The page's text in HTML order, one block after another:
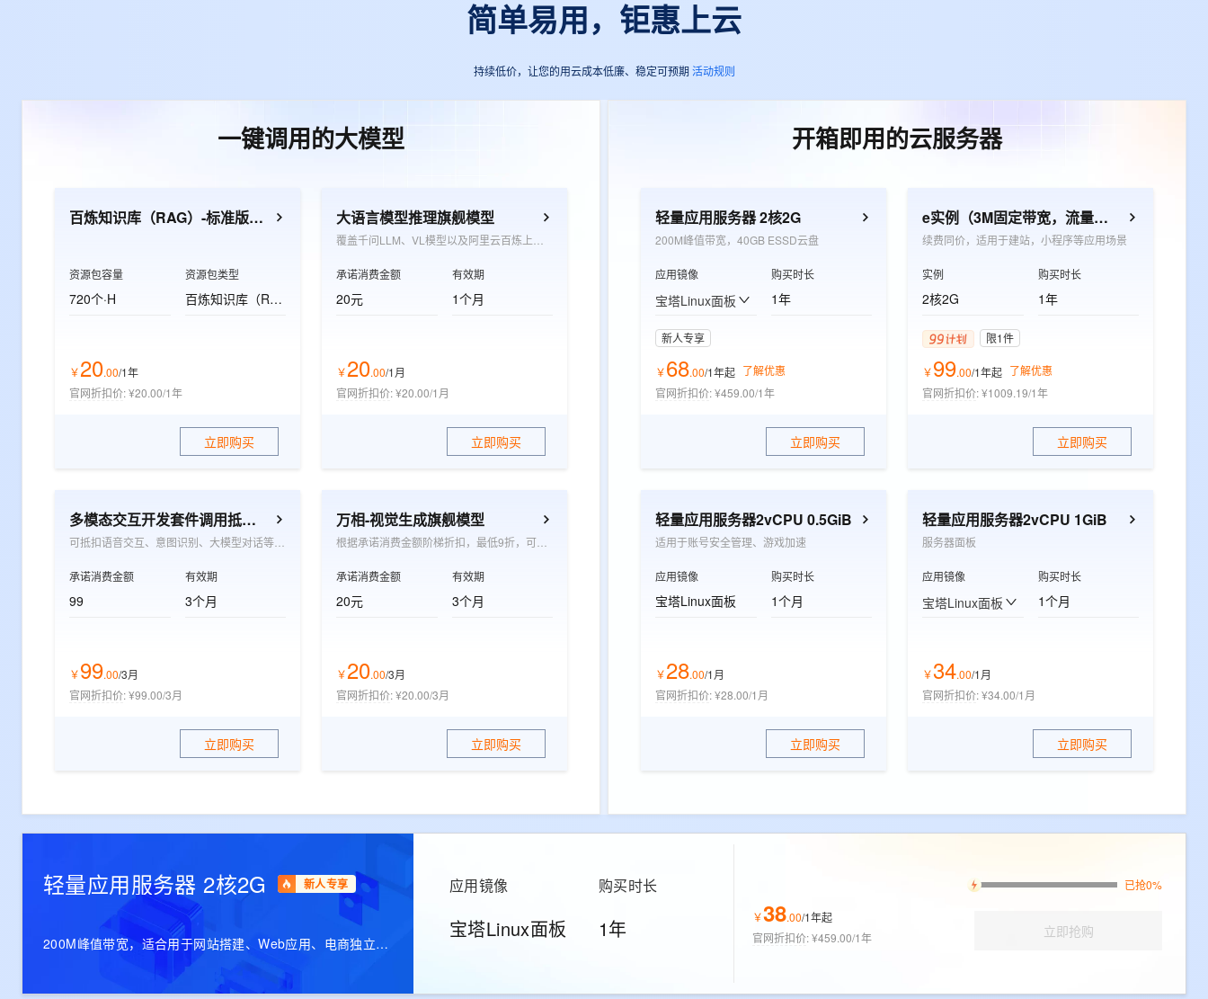
简单易用，钜惠上云
持续低价，让您的用云成本低廉、稳定可预期 活动规则
一键调用的大模型
百炼知识库（RAG）-标准版资源包
资源包容量
720个·H
资源包类型
百炼知识库（RAG）-标准版资源包
￥20.00/1年
官网折扣价:¥20.00/1年
立即购买
大语言模型推理旗舰模型
承诺消费金额
20元
有效期
1个月
￥20.00/1月
官网折扣价:¥20.00/1月
立即购买
多模态交互开发套件调用抵扣包
承诺消费金额
99
有效期
3个月
￥99.00/3月
官网折扣价:¥99.00/3月
立即购买
万相-视觉生成旗舰模型
承诺消费金额
20元
有效期
3个月
￥20.00/3月
官网折扣价:¥20.00/3月
立即购买
开箱即用的云服务器
轻量应用服务器 2核2G
200M峰值带宽，40GB ESSD云盘
应用镜像
宝塔Linux面板
购买时长
1年
新人专享
￥68.00/1年起 了解优惠
官网折扣价:¥459.00/1年
立即购买
e实例（3M固定带宽，流量放心用）
续费同价，适用于建站，小程序等应用场景
实例
2核2G
购买时长
1年
限1件
￥99.00/1年起 了解优惠
官网折扣价:¥1009.19/1年
立即购买
轻量应用服务器2vCPU 0.5GiB
适用于账号安全管理、游戏加速
应用镜像
宝塔Linux面板
购买时长
1个月
￥28.00/1月
官网折扣价:¥28.00/1月
立即购买
轻量应用服务器2vCPU 1GiB
服务器面板
应用镜像
宝塔Linux面板
购买时长
1个月
￥34.00/1月
官网折扣价:¥34.00/1月
立即购买
轻量应用服务器 2核2G 新人专享
200M峰值带宽，适合用于网站搭建、Web应用、电商独立站
应用镜像
宝塔Linux面板
购买时长
1年 ￥38.00/1年起
官网折扣价:¥459.00/1年
已抢0%
立即抢购